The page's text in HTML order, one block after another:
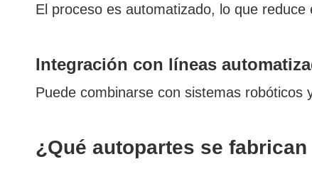
El proceso es automatizado, lo que
Integración con líneas
Puede combinarse con sistemas robóticos
¿Qué autopartes se